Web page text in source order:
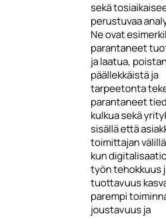
sekä
perustuvaa
Ne ovat
parantaneet
ja laatua,
päällekkäistä ja
tarpeetonta
parantaneet
kulkua sekä
sisällä että
toimittajan
kun
työn tehokkuus
tuottavuus
parempi
joustavuus ja